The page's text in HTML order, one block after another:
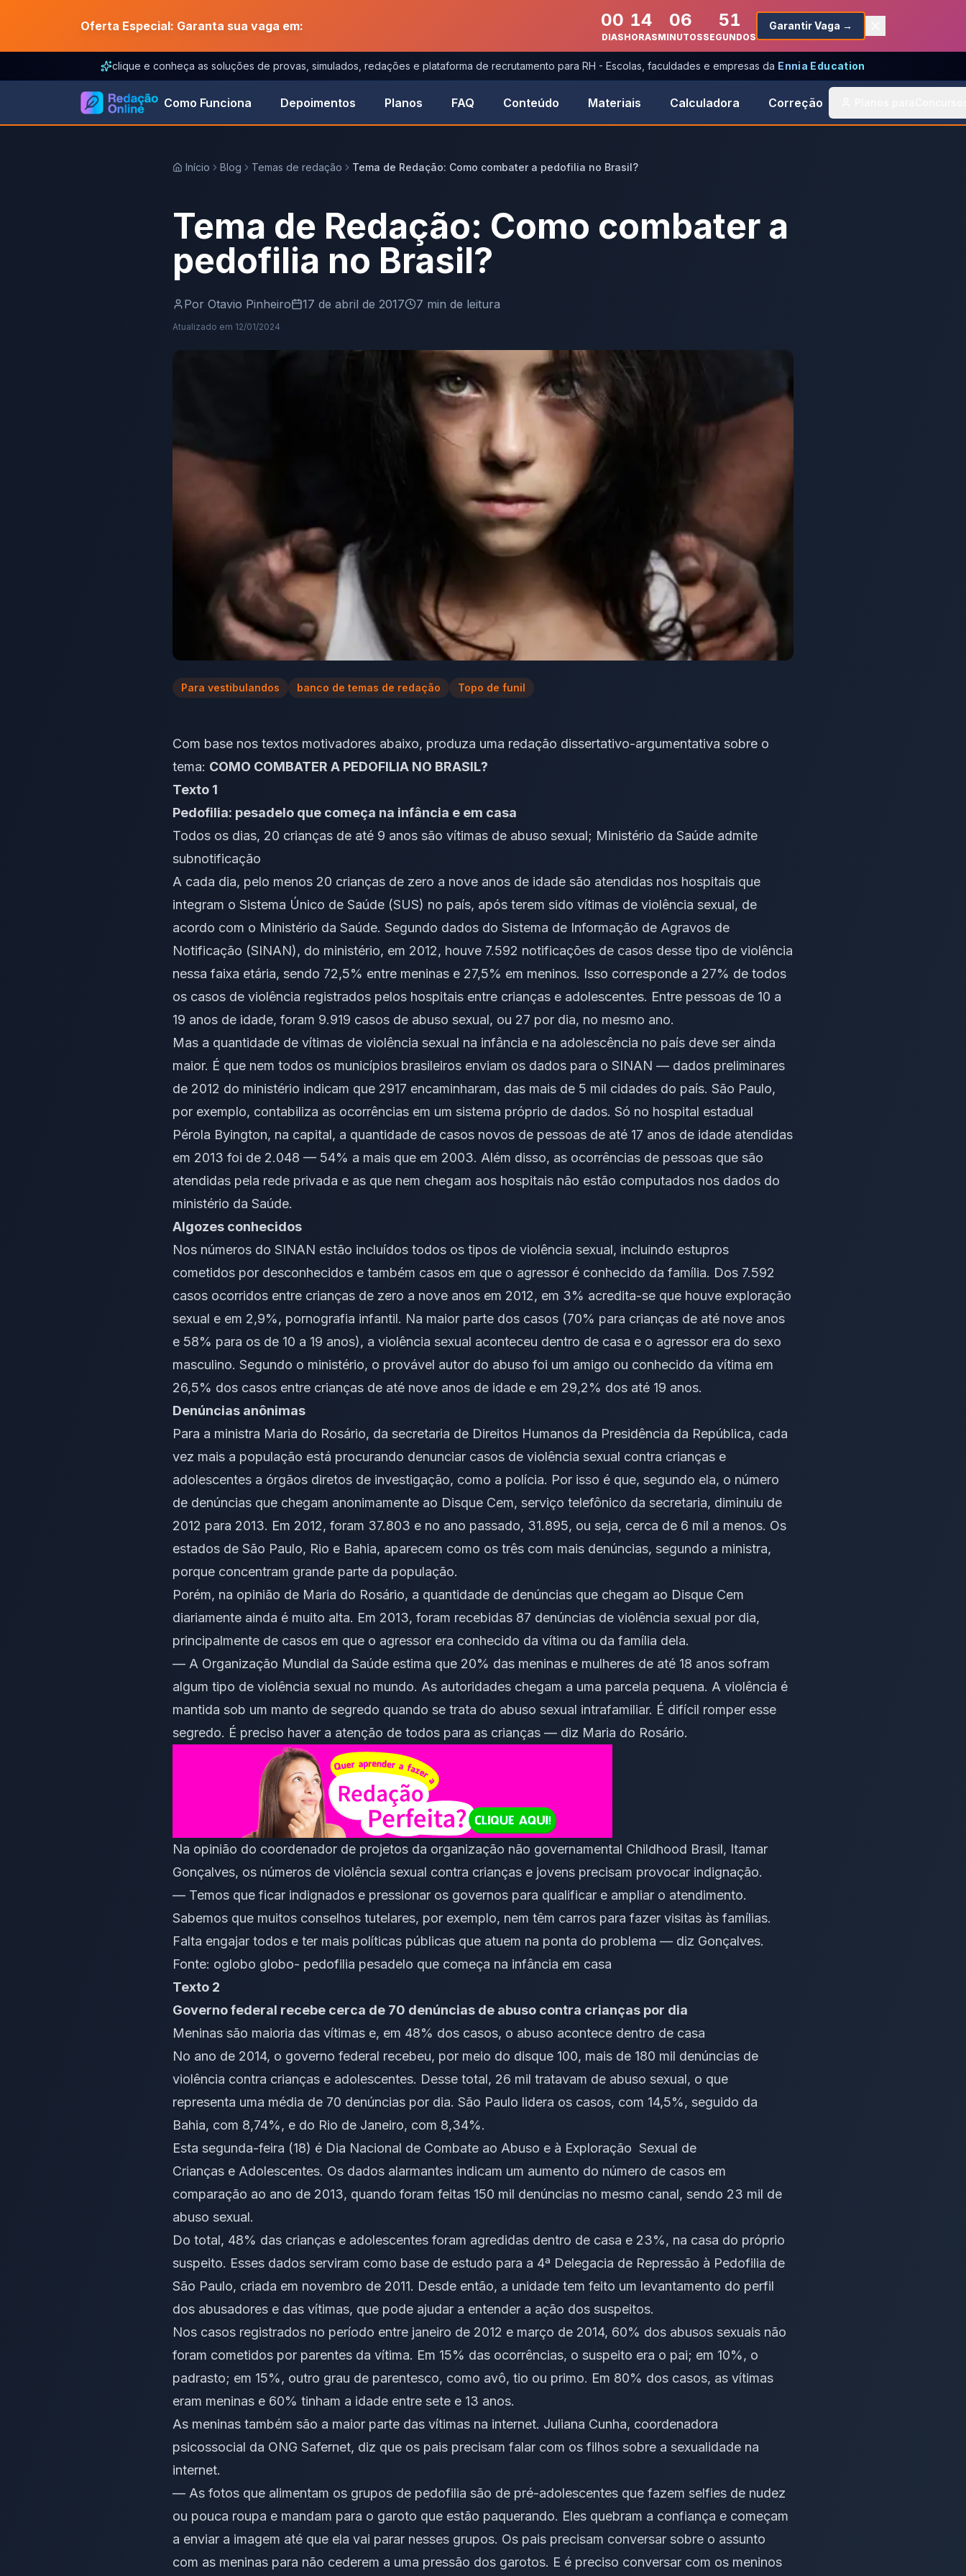
Oferta Especial: Garanta sua vaga em: 00
DIAS
14
HORAS
06
MINUTOS
51
SEGUNDOS
Garantir Vaga →
clique e conheça as soluções de provas, simulados, redações e plataforma de recrutamento para RH - Escolas, faculdades e empresas da Ennia Education
Como Funciona Depoimentos Planos FAQ Conteúdo Materiais Calculadora Correção
Início Blog Temas de redação Tema de Redação: Como combater a pedofilia no Brasil?
Tema de Redação: Como combater a
pedofilia no Brasil?
Por Otavio Pinheiro 17 de abril de 2017 7 min de leitura
Atualizado em 12/01/2024
Para vestibulandos banco de temas de redação Topo de funil
Com base nos textos motivadores abaixo, produza uma redação dissertativo-argumentativa sobre o
tema: COMO COMBATER A PEDOFILIA NO BRASIL?
Texto 1
Pedofilia: pesadelo que começa na infância e em casa
Todos os dias, 20 crianças de até 9 anos são vítimas de abuso sexual; Ministério da Saúde admite
subnotificação
A cada dia, pelo menos 20 crianças de zero a nove anos de idade são atendidas nos hospitais que
integram o Sistema Único de Saúde (SUS) no país, após terem sido vítimas de violência sexual, de
acordo com o Ministério da Saúde. Segundo dados do Sistema de Informação de Agravos de
Notificação (SINAN), do ministério, em 2012, houve 7.592 notificações de casos desse tipo de violência
nessa faixa etária, sendo 72,5% entre meninas e 27,5% em meninos. Isso corresponde a 27% de todos
os casos de violência registrados pelos hospitais entre crianças e adolescentes. Entre pessoas de 10 a
19 anos de idade, foram 9.919 casos de abuso sexual, ou 27 por dia, no mesmo ano.
Mas a quantidade de vítimas de violência sexual na infância e na adolescência no país deve ser ainda
maior. É que nem todos os municípios brasileiros enviam os dados para o SINAN — dados preliminares
de 2012 do ministério indicam que 2917 encaminharam, das mais de 5 mil cidades do país. São Paulo,
por exemplo, contabiliza as ocorrências em um sistema próprio de dados. Só no hospital estadual
Pérola Byington, na capital, a quantidade de casos novos de pessoas de até 17 anos de idade atendidas
em 2013 foi de 2.048 — 54% a mais que em 2003. Além disso, as ocorrências de pessoas que são
atendidas pela rede privada e as que nem chegam aos hospitais não estão computados nos dados do
ministério da Saúde.
Algozes conhecidos
Nos números do SINAN estão incluídos todos os tipos de violência sexual, incluindo estupros
cometidos por desconhecidos e também casos em que o agressor é conhecido da família. Dos 7.592
casos ocorridos entre crianças de zero a nove anos em 2012, em 3% acredita-se que houve exploração
sexual e em 2,9%, pornografia infantil. Na maior parte dos casos (70% para crianças de até nove anos
e 58% para os de 10 a 19 anos), a violência sexual aconteceu dentro de casa e o agressor era do sexo
masculino. Segundo o ministério, o provável autor do abuso foi um amigo ou conhecido da vítima em
26,5% dos casos entre crianças de até nove anos de idade e em 29,2% dos até 19 anos.
Denúncias anônimas
Para a ministra Maria do Rosário, da secretaria de Direitos Humanos da Presidência da República, cada
vez mais a população está procurando denunciar casos de violência sexual contra crianças e
adolescentes a órgãos diretos de investigação, como a polícia. Por isso é que, segundo ela, o número
de denúncias que chegam anonimamente ao Disque Cem, serviço telefônico da secretaria, diminuiu de
2012 para 2013. Em 2012, foram 37.803 e no ano passado, 31.895, ou seja, cerca de 6 mil a menos. Os
estados de São Paulo, Rio e Bahia, aparecem como os três com mais denúncias, segundo a ministra,
porque concentram grande parte da população.
Porém, na opinião de Maria do Rosário, a quantidade de denúncias que chegam ao Disque Cem
diariamente ainda é muito alta. Em 2013, foram recebidas 87 denúncias de violência sexual por dia,
principalmente de casos em que o agressor era conhecido da vítima ou da família dela.
— A Organização Mundial da Saúde estima que 20% das meninas e mulheres de até 18 anos sofram
algum tipo de violência sexual no mundo. As autoridades chegam a uma parcela pequena. A violência é
mantida sob um manto de segredo quando se trata do abuso sexual intrafamiliar. É difícil romper esse
segredo. É preciso haver a atenção de todos para as crianças — diz Maria do Rosário.
Na opinião do coordenador de projetos da organização não governamental Childhood Brasil, Itamar
Gonçalves, os números de violência sexual contra crianças e jovens precisam provocar indignação.
— Temos que ficar indignados e pressionar os governos para qualificar e ampliar o atendimento.
Sabemos que muitos conselhos tutelares, por exemplo, nem têm carros para fazer visitas às famílias.
Falta engajar todos e ter mais políticas públicas que atuem na ponta do problema — diz Gonçalves.
Fonte: oglobo globo- pedofilia pesadelo que começa na infância em casa
Texto 2
Governo federal recebe cerca de 70 denúncias de abuso contra crianças por dia
Meninas são maioria das vítimas e, em 48% dos casos, o abuso acontece dentro de casa
No ano de 2014, o governo federal recebeu, por meio do disque 100, mais de 180 mil denúncias de
violência contra crianças e adolescentes. Desse total, 26 mil tratavam de abuso sexual, o que
representa uma média de 70 denúncias por dia. São Paulo lidera os casos, com 14,5%, seguido da
Bahia, com 8,74%, e do Rio de Janeiro, com 8,34%.
Esta segunda-feira (18) é Dia Nacional de Combate ao Abuso e à Exploração Sexual de
Crianças e Adolescentes. Os dados alarmantes indicam um aumento do número de casos em
comparação ao ano de 2013, quando foram feitas 150 mil denúncias no mesmo canal, sendo 23 mil de
abuso sexual.
Do total, 48% das crianças e adolescentes foram agredidas dentro de casa e 23%, na casa do próprio
suspeito. Esses dados serviram como base de estudo para a 4ª Delegacia de Repressão à Pedofilia de
São Paulo, criada em novembro de 2011. Desde então, a unidade tem feito um levantamento do perfil
dos abusadores e das vítimas, que pode ajudar a entender a ação dos suspeitos.
Nos casos registrados no período entre janeiro de 2012 e março de 2014, 60% dos abusos sexuais não
foram cometidos por parentes da vítima. Em 15% das ocorrências, o suspeito era o pai; em 10%, o
padrasto; em 15%, outro grau de parentesco, como avô, tio ou primo. Em 80% dos casos, as vítimas
eram meninas e 60% tinham a idade entre sete e 13 anos.
As meninas também são a maior parte das vítimas na internet. Juliana Cunha, coordenadora
psicossocial da ONG Safernet, diz que os pais precisam falar com os filhos sobre a sexualidade na
internet.
— As fotos que alimentam os grupos de pedofilia são de pré-adolescentes que fazem selfies de nudez
ou pouca roupa e mandam para o garoto que estão paquerando. Eles quebram a confiança e começam
a enviar a imagem até que ela vai parar nesses grupos. Os pais precisam conversar sobre o assunto
com as meninas para não cederem a uma pressão dos garotos. E é preciso conversar com os meninos